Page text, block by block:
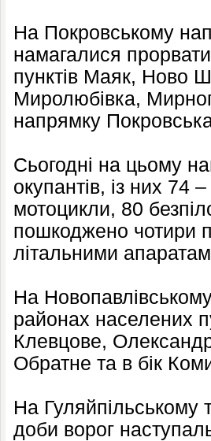
На Покровському
намагалися
пунктів Маяк, Ново
Миролюбівка,
напрямку
Сьогодні на цьому
окупантів, із них 74
мотоцикли, 80
пошкоджено чотири
літальними
На
районах населених
Клевцове,
Обратне та в бік
На Гуляйпільському
доби ворог